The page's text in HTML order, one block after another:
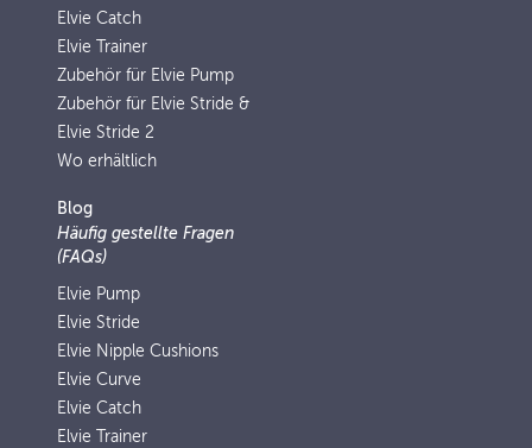
Elvie Catch
Elvie Trainer
Zubehör für Elvie Pump
Zubehör für Elvie Stride &
Elvie Stride 2
Wo erhältlich
Blog
Häufig gestellte Fragen
(FAQs)
Elvie Pump
Elvie Stride
Elvie Nipple Cushions
Elvie Curve
Elvie Catch
Elvie Trainer